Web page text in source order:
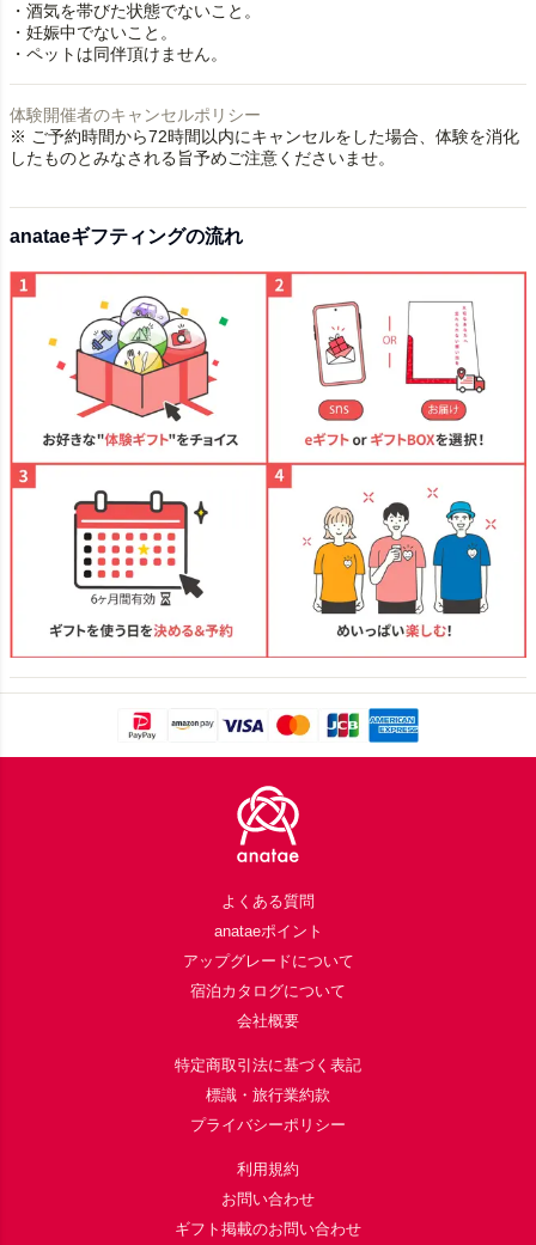
・酒気を帯びた状態でないこと。
・妊娠中でないこと。
・ペットは同伴頂けません。
体験開催者のキャンセルポリシー
※ ご予約時間から72時間以内にキャンセルをした場合、体験を消化
したものとみなされる旨予めご注意くださいませ。
anataeギフティングの流れ
よくある質問
anataeポイント
アップグレードについて
宿泊カタログについて
会社概要
特定商取引法に基づく表記
標識・旅行業約款
プライバシーポリシー
利用規約
お問い合わせ
ギフト掲載のお問い合わせ